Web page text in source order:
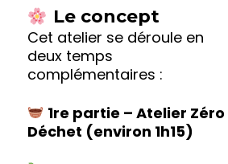
Le concept
Cet atelier se déroule en
deux temps
complémentaires :
1re partie – Atelier Zéro
Déchet (environ 1h15)